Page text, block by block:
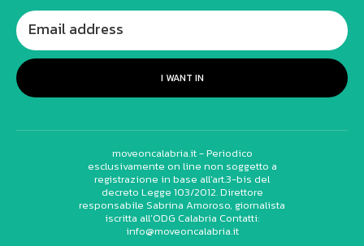
I WANT IN
moveoncalabria.it - Periodico
esclusivamente on line non soggetto a
registrazione in base all’art.3-bis del
decreto Legge 103/2012. Direttore
responsabile Sabrina Amoroso, giornalista
iscritta all’ODG Calabria Contatti:
info@moveoncalabria.it